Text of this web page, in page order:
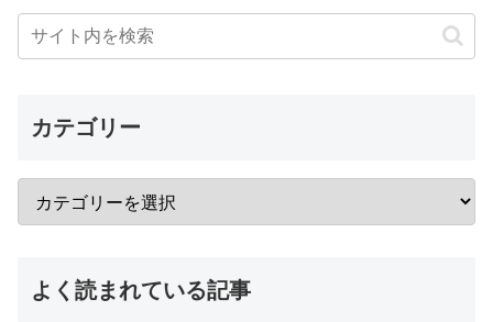
カテゴリー
よく読まれている記事